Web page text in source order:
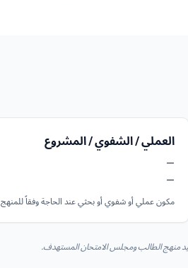
العملي / الشفوي / المشروع
—
—
مكون عملي أو شفوي أو بحثي عند الحاجة وفقاً للمنهج
منهج الطالب ومجلس الامتحان المستهدف.